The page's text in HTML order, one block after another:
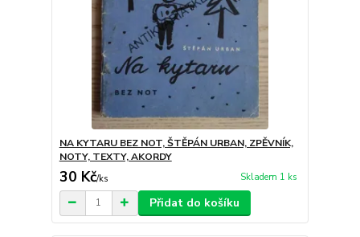
NA KYTARU BEZ NOT, ŠTĚPÁN URBAN, ZPĚVNÍK,
NOTY, TEXTY, AKORDY
30 Kč/ks Skladem 1 ks
Přidat do košíku